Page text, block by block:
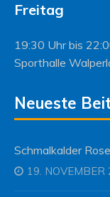
Freitag
19:30 Uhr bis
Sporthalle
Neueste
Schmalkalder
19. NOVEMBER